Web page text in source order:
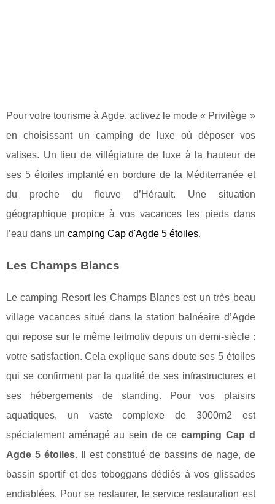
Pour votre tourisme à Agde, activez le mode « Privilège »
en choisissant un camping de luxe où déposer vos
valises. Un lieu de villégiature de luxe à la hauteur de
ses 5 étoiles implanté en bordure de la Méditerranée et
du proche du fleuve d’Hérault. Une situation
géographique propice à vos vacances les pieds dans
l’eau dans un camping Cap d'Agde 5 étoiles.
Les Champs Blancs
Le camping Resort les Champs Blancs est un très beau
village vacances situé dans la station balnéaire d’Agde
qui repose sur le même leitmotiv depuis un demi-siècle :
votre satisfaction. Cela explique sans doute ses 5 étoiles
qui se confirment par la qualité de ses infrastructures et
ses hébergements de standing. Pour vos plaisirs
aquatiques, un vaste complexe de 3000m2 est
spécialement aménagé au sein de cecamping Cap d
Agde 5 étoiles. Il est constitué de bassins de nage, de
bassin sportif et des toboggans dédiés à vos glissades
endiablées. Pour se restaurer, le service restauration est